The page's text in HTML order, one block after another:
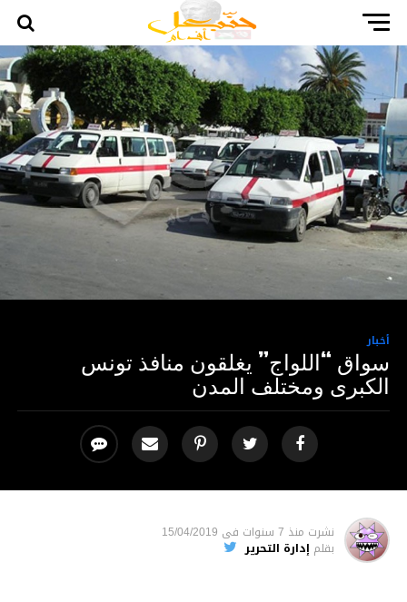
أخبار
سواق “اللواج” يغلقون منافذ تونس
الكبرى ومختلف المدن
نشرت منذ 7 سنوات فى 15/04/2019
بقلم إدارة التحرير